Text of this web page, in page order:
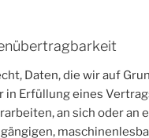
Daten, die wir auf
in Erfüllung eines
an sich oder an